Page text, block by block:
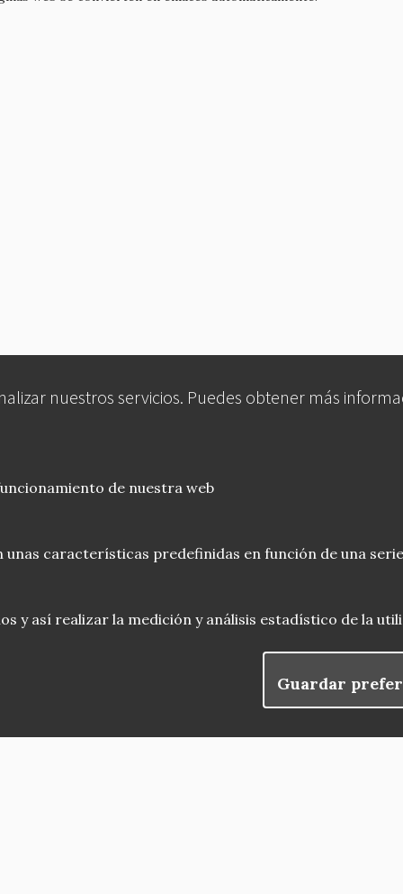
nuestros servicios. Puedes obtener más
de nuestra web
unas características predefinidas en función de una
y así realizar la medición y análisis estadístico de la
Guardar